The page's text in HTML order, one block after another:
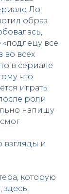
Ло
образ
все
во всех
в сериале
что
играть
роли
напишу
взгляды и
которую